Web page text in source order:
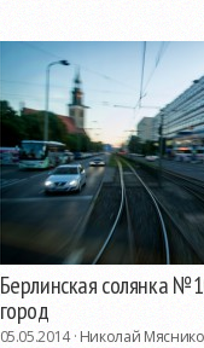
Берлинская солянка
город
05.05.2014 ·Николай